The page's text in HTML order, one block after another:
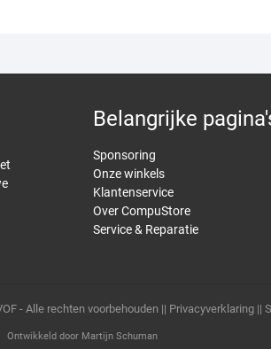
Belangrijke
Sponsoring
Onze winkels
Klantenservice
Over CompuStore
Service & Reparatie
- Alle rechten voorbehouden || Privacyverklaring ||
Ontwikkeld door Martijn Schuman